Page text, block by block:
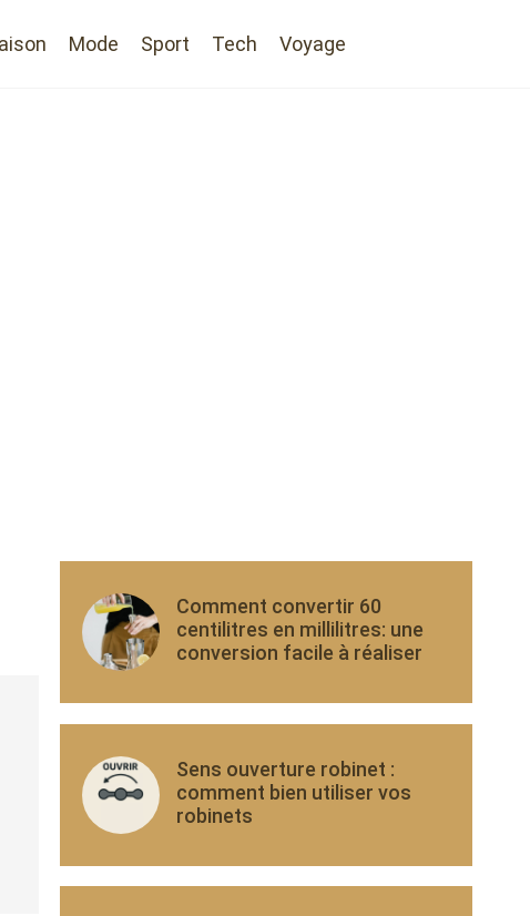
Mode Sport Tech Voyage
Comment convertir 60
centilitres en millilitres: une
conversion facile à réaliser
Sens ouverture robinet :
comment bien utiliser vos
robinets